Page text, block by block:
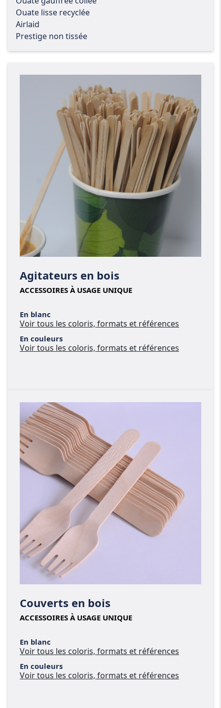
Ouate lisse recyclée
Airlaid
Prestige non tissée
Agitateurs en bois
ACCESSOIRES À USAGE UNIQUE
En blanc
Voir tous les coloris, formats et références
En couleurs
Voir tous les coloris, formats et références
Couverts en bois
ACCESSOIRES À USAGE UNIQUE
En blanc
Voir tous les coloris, formats et références
En couleurs
Voir tous les coloris, formats et références